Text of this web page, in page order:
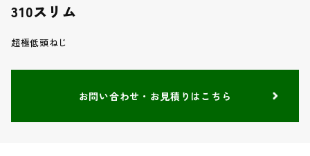
310スリム
超極低頭ねじ
お問い合わせ・お見積りはこちら